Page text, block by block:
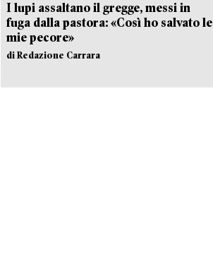
I lupi assaltano il gregge, messi in
fuga dalla pastora: «Così ho salvato le
mie pecore»
di Redazione Carrara